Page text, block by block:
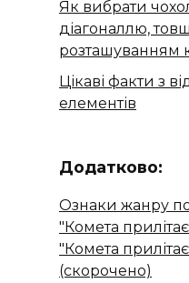
Як вибрати
діагоналлю,
розташуванням
Цікаві факти з
елементів
Додатково:
Ознаки жанру
"Комета
"Комета
(скорочено)